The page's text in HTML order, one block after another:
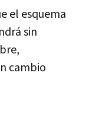
el esquema
sin
cambio